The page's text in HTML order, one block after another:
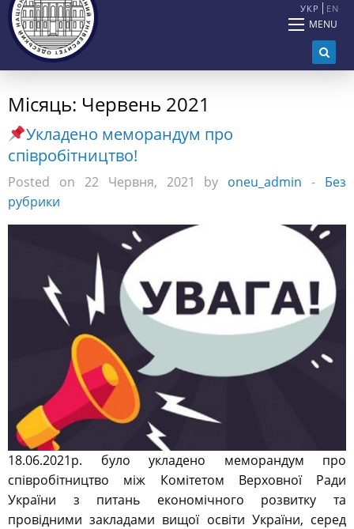
УКР EN
MENU
Місяць: Червень 2021
Укладено меморандум про
співробітництво!
Posted on 22 Червня, 2021 by oneu_admin - Без
рубрики
18.06.2021р. було укладено меморандум про
співробітництво між Комітетом Верховної Ради
України з питань економічного розвитку та
провідними закладами вищої освіти України, серед